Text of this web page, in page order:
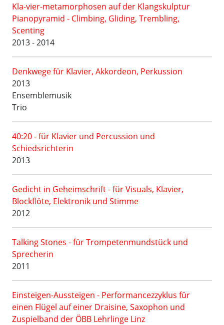
Kla-vier-metamorphosen auf der Klangskulptur
Pianopyramid - Climbing, Gliding, Trembling,
Scenting
2013 - 2014
Denkwege für Klavier, Akkordeon, Perkussion
2013
Ensemblemusik
Trio
40:20 - für Klavier und Percussion und
Schiedsrichterin
2013
Gedicht in Geheimschrift - für Visuals, Klavier,
Blockflöte, Elektronik und Stimme
2012
Talking Stones - für Trompetenmundstück und
Sprecherin
2011
Einsteigen-Aussteigen - Performancezzyklus für
einen Flügel auf einer Draisine, Saxophon und
Zuspielband der ÖBB Lehrlinge Linz